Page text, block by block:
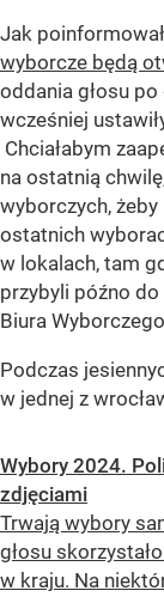
Jak
wyborcze będą
oddania głosu
wcześniej
Chciałabym
na ostatnią
wyborczych,
ostatnich
w lokalach, tam
przybyli późno
Biura
Podczas
w jednej z
Wybory 2024.
zdjęciami
Trwają wybory
głosu
w kraju. Na